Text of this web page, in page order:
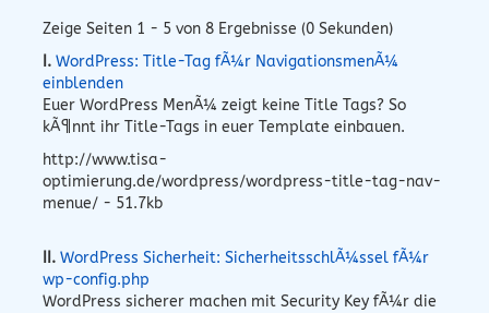
Zeige Seiten 1 - 5 von 8 Ergebnisse (0 Sekunden)
I. WordPress: Title-Tag fÃ¼r NavigationsmenÃ¼
einblenden
Euer WordPress MenÃ¼ zeigt keine Title Tags? So
kÃ¶nnt ihr Title-Tags in euer Template einbauen.
http://www.tisa-
optimierung.de/wordpress/wordpress-title-tag-nav-
menue/ - 51.7kb
II. WordPress Sicherheit: SicherheitsschlÃ¼ssel fÃ¼r
wp-config.php
WordPress sicherer machen mit Security Key fÃ¼r die